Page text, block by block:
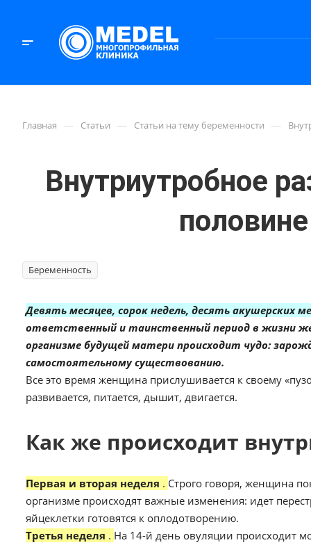
Главная — Статьи — Статьи на тему беременности —
Внутриутробное
Беременность
Девять месяцев, сорок недель, десять акушерских
ответственный и таинственный период в жизни
организме будущей матери происходит чудо:
самостоятельному существованию.
Все это время женщина прислушивается к своему
развивается, питается, дышит, двигается.
Как же происходит
Первая и вторая неделя . Строго говоря, женщина
организме происходят важные изменения: идет
яйцеклетки готовятся к оплодотворению.
Третья неделя . На 14-й день овуляции происходит